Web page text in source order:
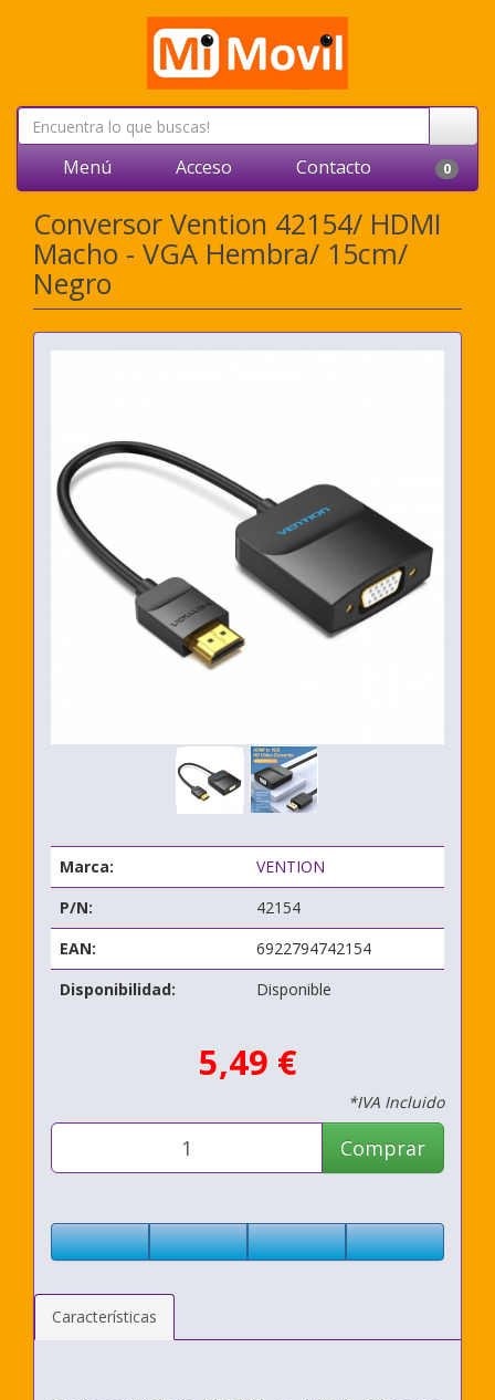
Menú Acceso Contacto 0
Conversor Vention 42154/ HDMI
Macho - VGA Hembra/ 15cm/
Negro
Marca:
VENTION
P/N:
42154
EAN:
6922794742154
Disponibilidad:
Disponible
5,49 €
*IVA Incluido
Comprar
Características